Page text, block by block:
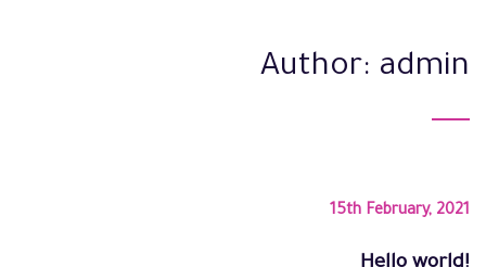
Author: admin
15th February, 2021
Hello world!